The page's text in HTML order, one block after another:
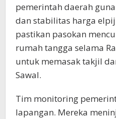
pemerintah daerah
dan stabilitas harga
pastikan pasokan
rumah tangga selama
untuk memasak takjil
Sawal.
Tim monitoring
lapangan. Mereka